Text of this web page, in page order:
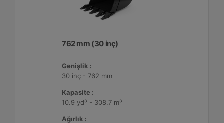
762 mm (30 inç)
Genişlik :
30 inç - 762 mm
Kapasite :
10.9 yd³ - 308.7 m³
Ağırlık :